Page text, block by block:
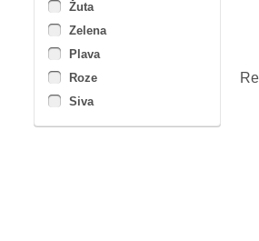
Žuta
Zelena
Plava
Roze
Siva